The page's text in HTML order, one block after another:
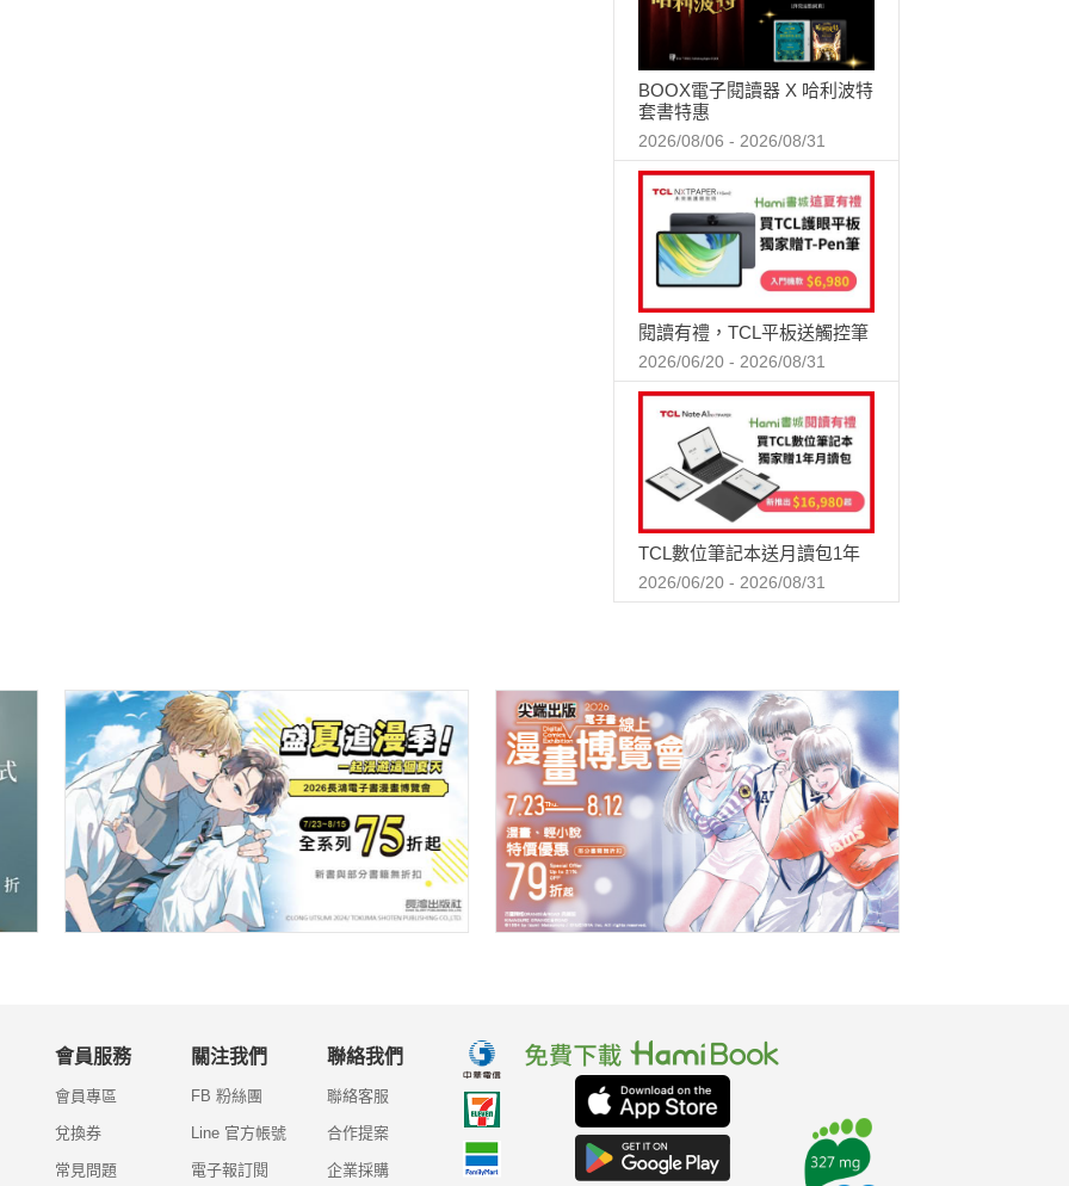
BOOX電子閱讀器 X 哈利波特
套書特惠
2026/08/06 - 2026/08/31
閱讀有禮，TCL平板送觸控筆
2026/06/20 - 2026/08/31
TCL數位筆記本送月讀包1年
2026/06/20 - 2026/08/31
會員服務
會員專區
兌換券
常見問題
關注我們
FB 粉絲團
Line 官方帳號
電子報訂閱
聯絡我們
聯絡客服
合作提案
企業採購